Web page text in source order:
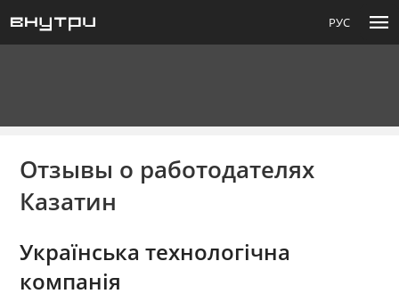
РУС menu
Отзывы о работодателях
Казатин
Українська технологічна
компанія